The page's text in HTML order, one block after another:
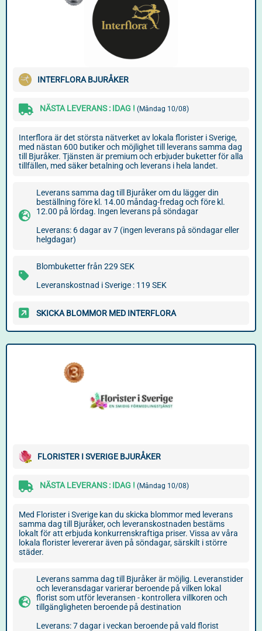
INTERFLORA BJURÅKER
NÄSTA LEVERANS : IDAG ! (Måndag 10/08)
Interflora är det största nätverket av lokala florister i Sverige,
med nästan 600 butiker och möjlighet till leverans samma dag
till Bjuråker. Tjänsten är premium och erbjuder buketter för alla
tillfällen, med säker betalning och leverans i hela landet.
Leverans samma dag till Bjuråker om du lägger din
beställning före kl. 14.00 måndag-fredag och före kl.
12.00 på lördag. Ingen leverans på söndagar
Leverans: 6 dagar av 7 (ingen leverans på söndagar eller
helgdagar)
Blombuketter från 229 SEK
Leveranskostnad i Sverige : 119 SEK
SKICKA BLOMMOR MED INTERFLORA
FLORISTER I SVERIGE BJURÅKER
NÄSTA LEVERANS : IDAG ! (Måndag 10/08)
Med Florister i Sverige kan du skicka blommor med leverans
samma dag till Bjuråker, och leveranskostnaden bestäms
lokalt för att erbjuda konkurrenskraftiga priser. Vissa av våra
lokala florister levererar även på söndagar, särskilt i större
städer.
Leverans samma dag till Bjuråker är möjlig. Leveranstider
och leveransdagar varierar beroende på vilken lokal
florist som utför leveransen - kontrollera villkoren och
tillgängligheten beroende på destination
Leverans: 7 dagar i veckan beroende på vald florist